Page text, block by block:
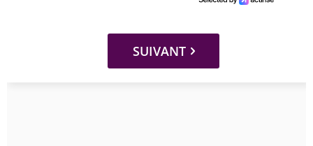
SUIVANT